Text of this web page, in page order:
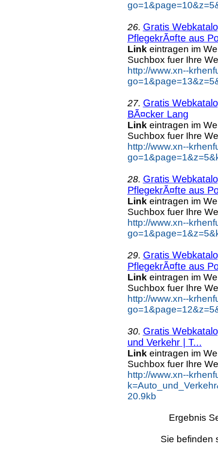
26. Gratis
PflegekrÃ¤fte aus
Link eintragen im
Suchbox fuer Ihre
http://www.xn--
27. Gratis
BÃ¤cker Lang
Link eintragen im
Suchbox fuer Ihre
http://www.xn--
28. Gratis
PflegekrÃ¤fte aus
Link eintragen im
Suchbox fuer Ihre
http://www.xn--
29. Gratis
PflegekrÃ¤fte aus
Link eintragen im
Suchbox fuer Ihre
http://www.xn--
30. Gratis
und Verkehr | T...
Link eintragen im
Suchbox fuer Ihre
http://www.xn--
20.9kb
Ergebnis
Sie befinden